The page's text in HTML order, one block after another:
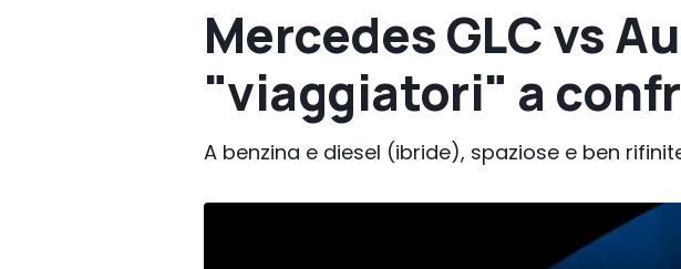
Mercedes GLC vs
"viaggiatori" a
A benzina e diesel (ibride), spaziose e ben